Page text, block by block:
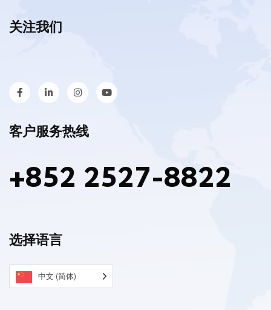
关注我们
客户服务热线
+852 2527-8822
选择语言
中文 (简体)